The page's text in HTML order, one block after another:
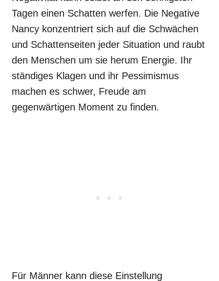
Tagen einen Schatten werfen. Die Negative
Nancy konzentriert sich auf die Schwächen
und Schattenseiten jeder Situation und raubt
den Menschen um sie herum Energie. Ihr
ständiges Klagen und ihr Pessimismus
machen es schwer, Freude am
gegenwärtigen Moment zu finden.
Für Männer kann diese Einstellung